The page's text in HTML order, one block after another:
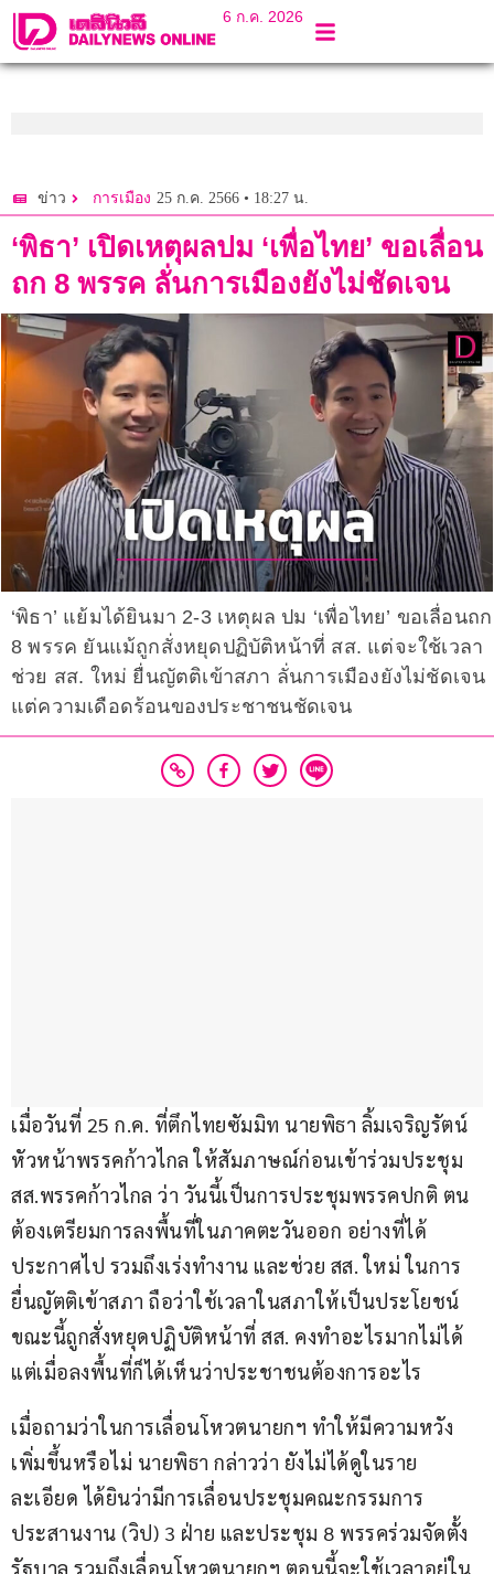
6 ก.ค. 2026
ข่าว การเมือง 25 ก.ค. 2566 • 18:27 น.
‘พิธา’ เปิดเหตุผลปม ‘เพื่อไทย’ ขอเลื่อน
ถก 8 พรรค ลั่นการเมืองยังไม่ชัดเจน
‘พิธา’ แย้มได้ยินมา 2-3 เหตุผล ปม ‘เพื่อไทย’ ขอเลื่อนถก
8 พรรค ยันแม้ถูกสั่งหยุดปฏิบัติหน้าที่ สส. แต่จะใช้เวลา
ช่วย สส. ใหม่ ยื่นญัตติเข้าสภา ลั่นการเมืองยังไม่ชัดเจน
แต่ความเดือดร้อนของประชาชนชัดเจน
เมื่อวันที่ 25 ก.ค. ที่ตึกไทยซัมมิท นายพิธา ลิ้มเจริญรัตน์
หัวหน้าพรรคก้าวไกล ให้สัมภาษณ์ก่อนเข้าร่วมประชุม
สส.พรรคก้าวไกล ว่า วันนี้เป็นการประชุมพรรคปกติ ตน
ต้องเตรียมการลงพื้นที่ในภาคตะวันออก อย่างที่ได้
ประกาศไป รวมถึงเร่งทำงาน และช่วย สส. ใหม่ ในการ
ยื่นญัตติเข้าสภา ถือว่าใช้เวลาในสภาให้เป็นประโยชน์
ขณะนี้ถูกสั่งหยุดปฏิบัติหน้าที่ สส. คงทำอะไรมากไม่ได้
แต่เมื่อลงพื้นที่ก็ได้เห็นว่าประชาชนต้องการอะไร
เมื่อถามว่าในการเลื่อนโหวตนายกฯ ทำให้มีความหวัง
เพิ่มขึ้นหรือไม่ นายพิธา กล่าวว่า ยังไม่ได้ดูในราย
ละเอียด ได้ยินว่ามีการเลื่อนประชุมคณะกรรมการ
ประสานงาน (วิป) 3 ฝ่าย และประชุม 8 พรรคร่วมจัดตั้ง
รัฐบาล รวมถึงเลื่อนโหวตนายกฯ ตอนนี้จะใช้เวลาอยู่ใน